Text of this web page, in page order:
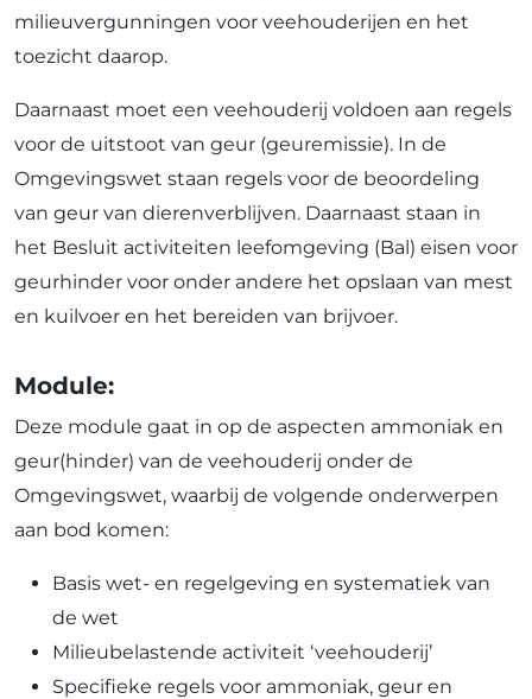
milieuvergunningen voor veehouderijen en het
toezicht daarop.
Daarnaast moet een veehouderij voldoen aan regels
voor de uitstoot van geur (geuremissie). In de
Omgevingswet staan regels voor de beoordeling
van geur van dierenverblijven. Daarnaast staan in
het Besluit activiteiten leefomgeving (Bal) eisen voor
geurhinder voor onder andere het opslaan van mest
en kuilvoer en het bereiden van brijvoer.
Module:
Deze module gaat in op de aspecten ammoniak en
geur(hinder) van de veehouderij onder de
Omgevingswet, waarbij de volgende onderwerpen
aan bod komen:
Basis wet- en regelgeving en systematiek van
de wet
Milieubelastende activiteit ‘veehouderij’
Specifieke regels voor ammoniak, geur en